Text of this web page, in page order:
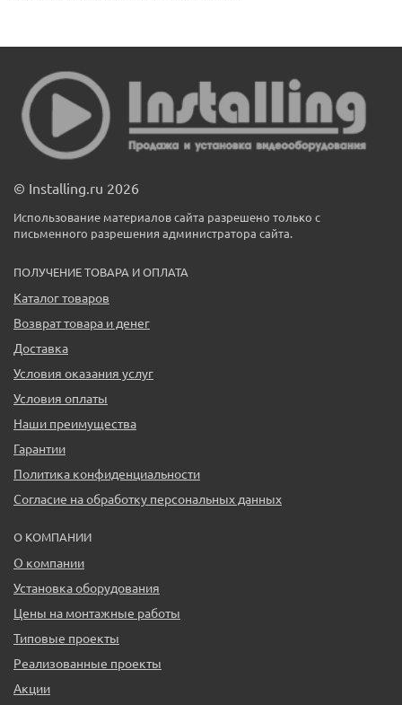
© Installing.ru 2026
Использование материалов сайта разрешено только с
письменного разрешения администратора сайта.
ПОЛУЧЕНИЕ ТОВАРА И ОПЛАТА
Каталог товаров
Возврат товара и денег
Доставка
Условия оказания услуг
Условия оплаты
Наши преимущества
Гарантии
Политика конфиденциальности
Согласие на обработку персональных данных
О КОМПАНИИ
О компании
Установка оборудования
Цены на монтажные работы
Типовые проекты
Реализованные проекты
Акции